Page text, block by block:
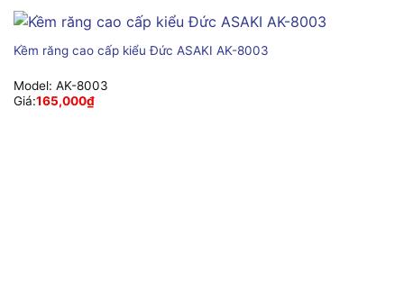
Kềm răng cao cấp kiểu Đức ASAKI AK-8003
Model: AK-8003
Giá:165,000₫